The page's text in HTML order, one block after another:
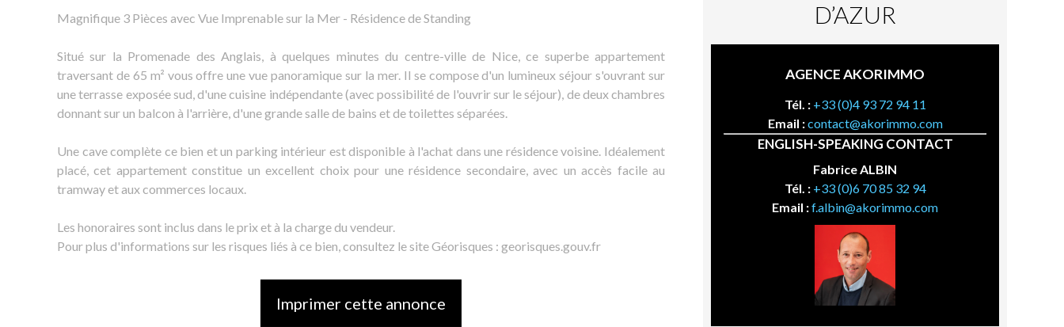
Magnifique 3 Pièces avec Vue Imprenable sur la Mer - Résidence de Standing
Situé sur la Promenade des Anglais, à quelques minutes du centre-ville de Nice, ce superbe appartement
traversant de 65 m² vous offre une vue panoramique sur la mer. Il se compose d'un lumineux séjour s'ouvrant sur
une terrasse exposée sud, d'une cuisine indépendante (avec possibilité de l'ouvrir sur le séjour), de deux chambres
donnant sur un balcon à l'arrière, d'une grande salle de bains et de toilettes séparées.
Une cave complète ce bien et un parking intérieur est disponible à l'achat dans une résidence voisine. Idéalement
placé, cet appartement constitue un excellent choix pour une résidence secondaire, avec un accès facile au
tramway et aux commerces locaux.
Les honoraires sont inclus dans le prix et à la charge du vendeur.
Pour plus d'informations sur les risques liés à ce bien, consultez le site Géorisques : georisques.gouv.fr
Imprimer cette annonce
D’AZUR
AGENCE AKORIMMO
Tél. : +33 (0)4 93 72 94 11
Email :contact@akorimmo.com
ENGLISH-SPEAKING CONTACT
Fabrice ALBIN
Tél. : +33 (0)6 70 85 32 94
Email :f.albin@akorimmo.com